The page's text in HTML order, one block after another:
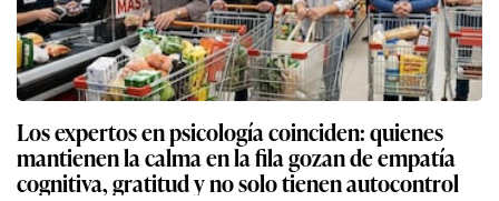
Los expertos en psicología coinciden: quienes
mantienen la calma en la fila gozan de empatía
cognitiva, gratitud y no solo tienen autocontrol